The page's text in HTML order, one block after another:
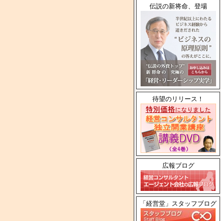
伝説の新将命、登場
待望のリリース！
広報ブログ
「経営堂」スタッフブログ